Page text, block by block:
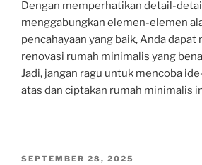
Dengan memperhatikan detail-
menggabungkan elemen-elemen
pencahayaan yang baik, Anda
renovasi rumah minimalis yang
Jadi, jangan ragu untuk mencoba
atas dan ciptakan rumah minimalis
POSTED
SEPTEMBER 28, 2025